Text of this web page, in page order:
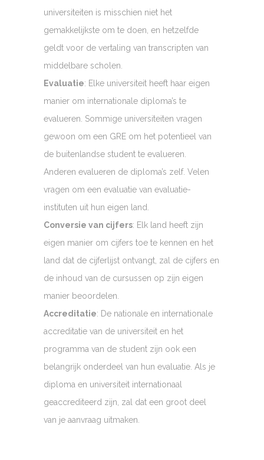
universiteiten is misschien niet het
gemakkelijkste om te doen, en hetzelfde
geldt voor de vertaling van transcripten van
middelbare scholen.
Evaluatie: Elke universiteit heeft haar eigen
manier om internationale diploma’s te
evalueren. Sommige universiteiten vragen
gewoon om een GRE om het potentieel van
de buitenlandse student te evalueren.
Anderen evalueren de diploma’s zelf. Velen
vragen om een evaluatie van evaluatie-
instituten uit hun eigen land.
Conversie van cijfers: Elk land heeft zijn
eigen manier om cijfers toe te kennen en het
land dat de cijferlijst ontvangt, zal de cijfers en
de inhoud van de cursussen op zijn eigen
manier beoordelen.
Accreditatie: De nationale en internationale
accreditatie van de universiteit en het
programma van de student zijn ook een
belangrijk onderdeel van hun evaluatie. Als je
diploma en universiteit internationaal
geaccrediteerd zijn, zal dat een groot deel
van je aanvraag uitmaken.